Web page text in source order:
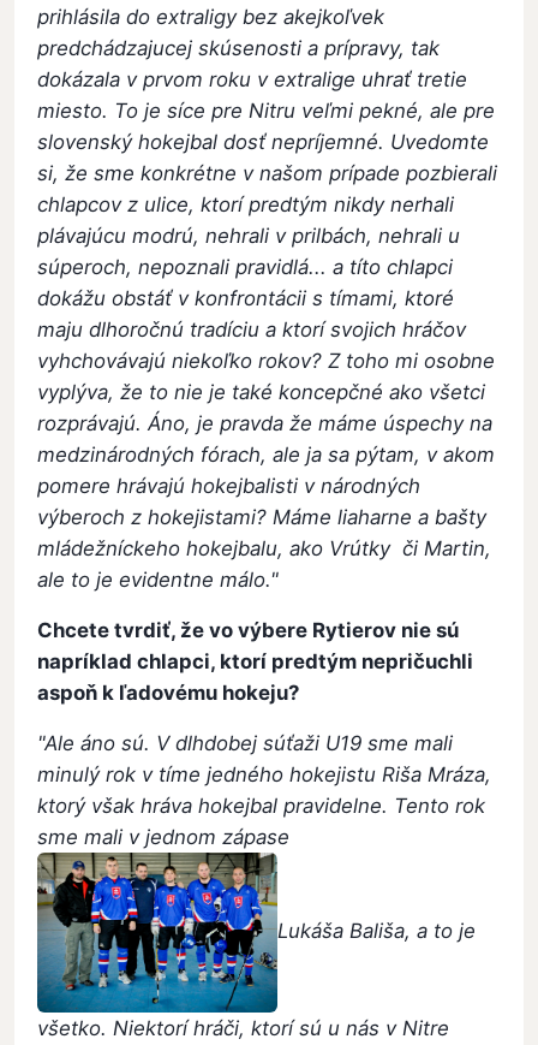
prihlásila do extraligy bez akejkoľvek
predchádzajucej skúsenosti a prípravy, tak
dokázala v prvom roku v extralige uhrať tretie
miesto. To je síce pre Nitru veľmi pekné, ale pre
slovenský hokejbal dosť nepríjemné. Uvedomte
si, že sme konkrétne v našom prípade pozbierali
chlapcov z ulice, ktorí predtým nikdy nerhali
plávajúcu modrú, nehrali v prilbách, nehrali u
súperoch, nepoznali pravidlá... a títo chlapci
dokážu obstáť v konfrontácii s tímami, ktoré
maju dlhoročnú tradíciu a ktorí svojich hráčov
vyhchovávajú niekoľko rokov? Z toho mi osobne
vyplýva, že to nie je také koncepčné ako všetci
rozprávajú. Áno, je pravda že máme úspechy na
medzinárodných fórach, ale ja sa pýtam, v akom
pomere hrávajú hokejbalisti v národných
výberoch z hokejistami? Máme liaharne a bašty
mládežníckeho hokejbalu, ako Vrútky či Martin,
ale to je evidentne málo."
Chcete tvrdiť, že vo výbere Rytierov nie sú
napríklad chlapci, ktorí predtým nepričuchli
aspoň k ľadovému hokeju?
"Ale áno sú. V dlhdobej súťaži U19 sme mali
minulý rok v tíme jedného hokejistu Riša Mráza,
ktorý však hráva hokejbal pravidelne. Tento rok
sme mali v jednom zápase
Lukáša Bališa, a to je
všetko. Niektorí hráči, ktorí sú u nás v Nitre